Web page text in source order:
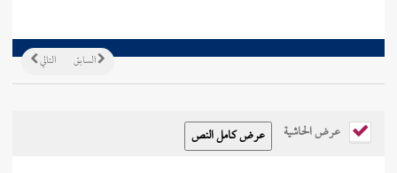
التالي السابق
عرض الحاشية